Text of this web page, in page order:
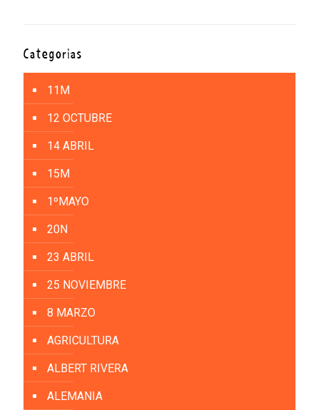
Categorías
11M
12 OCTUBRE
14 ABRIL
15M
1ºMAYO
20N
23 ABRIL
25 NOVIEMBRE
8 MARZO
AGRICULTURA
ALBERT RIVERA
ALEMANIA